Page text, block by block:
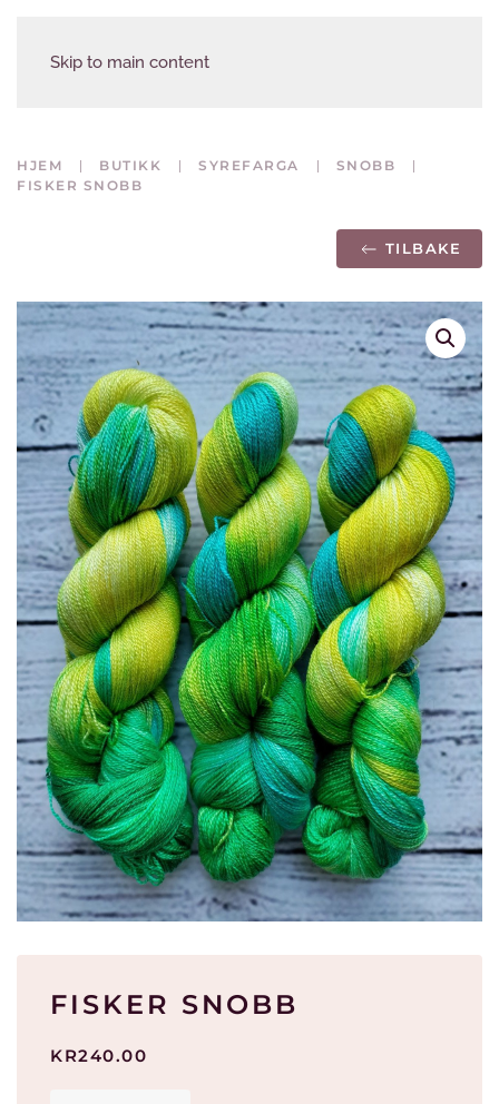
Skip to main content
HJEM BUTIKK SYREFARGA
SNOBB
FISKER SNOBB
TILBAKE
FISKER SNOBB
KR240.00